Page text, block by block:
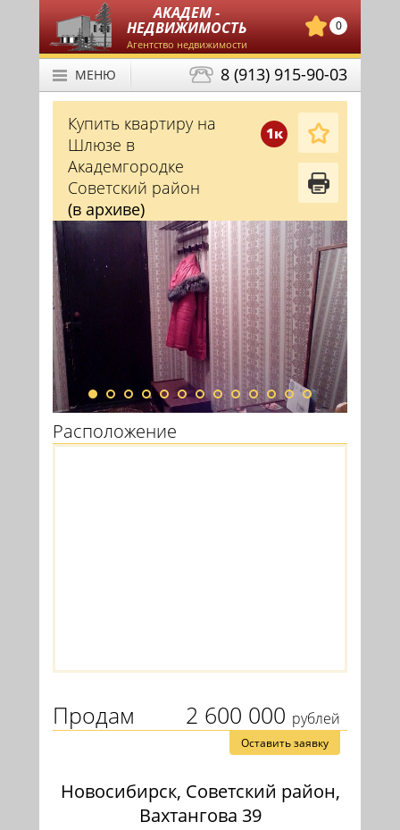
АКАДЕМ -
НЕДВИЖИМОСТЬ
Агентство недвижимости
0
8 (913) 915-90-03
МЕНЮ
1к
Купить квартиру на
Шлюзе в
Академгородке
Советский район
(в архиве)
Расположение
2 600 000 рублей
Продам
Оставить заявку
Новосибирск, Советский район,
Вахтангова 39